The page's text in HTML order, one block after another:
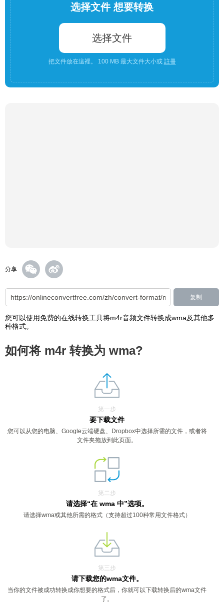
选择文件 想要转换
选择文件
把文件放在這裡。 100 MB 最大文件大小或 註冊
分享
复制
您可以使用免费的在线转换工具将m4r音频文件转换成wma及其他多
种格式。
如何将 m4r 转换为 wma?
第一步
要下载文件
您可以从您的电脑、Google云端硬盘、Dropbox中选择所需的文件，或者将
文件夹拖放到此页面。
第二步
请选择“在 wma 中”选项。
请选择wma或其他所需的格式（支持超过100种常用文件格式）
第三步
请下载您的wma文件。
当你的文件被成功转换成你想要的格式后，你就可以下载转换后的wma文件
了。